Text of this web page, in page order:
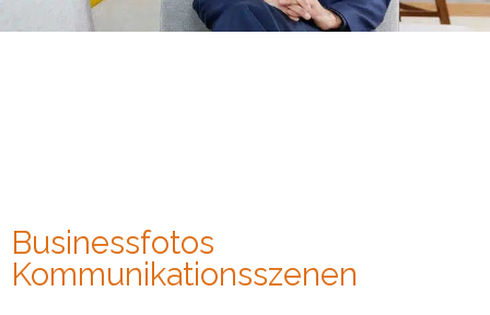
Businessfotos
Kommunikationsszenen